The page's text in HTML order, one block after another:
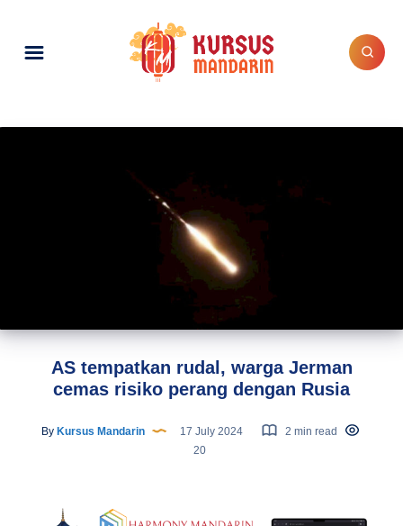
AS tempatkan rudal, warga Jerman
cemas risiko perang dengan Rusia
By Kursus Mandarin 17 July 2024
2 min read
20